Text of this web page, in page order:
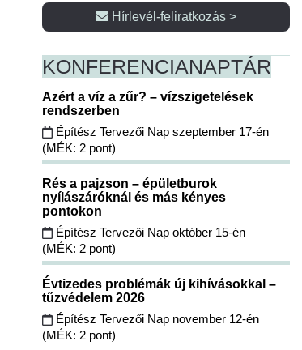
Hírlevél-feliratkozás >
KONFERENCIANAPTÁR
Azért a víz a zűr? – vízszigetelések
rendszerben
Építész Tervezői Nap szeptember 17-én
(MÉK: 2 pont)
Rés a pajzson – épületburok
nyílászáróknál és más kényes
pontokon
Építész Tervezői Nap október 15-én
(MÉK: 2 pont)
Évtizedes problémák új kihívásokkal –
tűzvédelem 2026
Építész Tervezői Nap november 12-én
(MÉK: 2 pont)